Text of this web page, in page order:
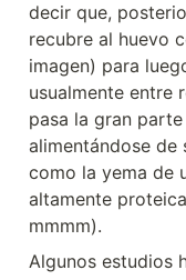
decir que,
recubre al huevo
imagen) para
usualmente entre
pasa la gran
alimentándose de
como la yema de
altamente
mmmm).
Algunos estudios